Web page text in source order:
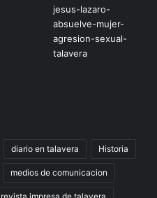
diario en talavera Historia
medios de comunicacion